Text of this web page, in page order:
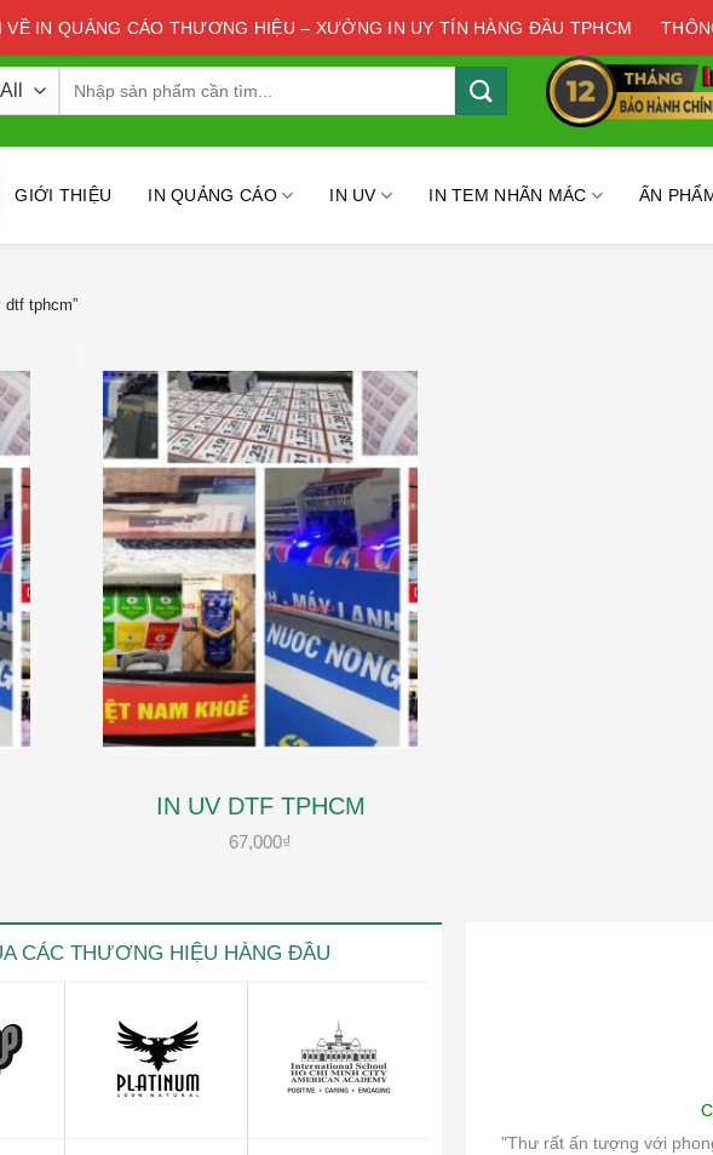
VỀ IN QUẢNG CÁO THƯƠNG HIỆU – XƯỞNG IN UY TÍN HÀNG ĐẦU TPHCM
GIỚI THIỆU IN QUẢNG CÁO IN UV IN TEM NHÃN MÁC ẤN
tphcm”
IN UV DTF TPHCM
67,000₫
CÁC THƯƠNG HIỆU HÀNG ĐẦU
"Thư rất ấn tượng với
Kevin trọng